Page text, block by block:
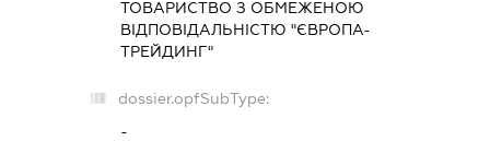
ТОВАРИСТВО З ОБМЕЖЕНОЮ
ВІДПОВІДАЛЬНІСТЮ "ЄВРОПА-
ТРЕЙДИНГ"
dossier.opfSubType:
-